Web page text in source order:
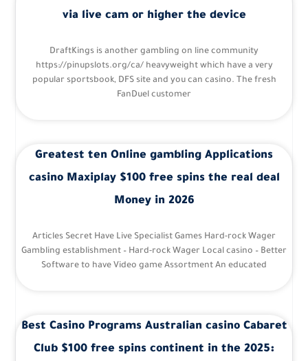
via live cam or higher the device
DraftKings is another gambling on line community
https://pinupslots.org/ca/ heavyweight which have a very
popular sportsbook, DFS site and you can casino. The fresh
FanDuel customer
Greatest ten Online gambling Applications
casino Maxiplay $100 free spins the real deal
Money in 2026
Articles Secret Have Live Specialist Games Hard-rock Wager
Gambling establishment – Hard-rock Wager Local casino – Better
Software to have Video game Assortment An educated
Best Casino Programs Australian casino Cabaret
Club $100 free spins continent in the 2025: